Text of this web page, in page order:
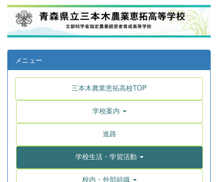
メニュー
三本木農業恵拓高校TOP
学校案内
進路
学校生活・学習活動
校内・外部組織